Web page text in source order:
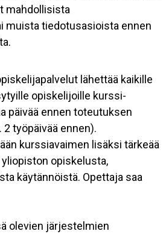
mahdollisista
muista tiedotusasioista ennen
lähettää kaikille
opiskelijoille kurssi-
päivää ennen toteutuksen
työpäivää ennen).
kurssiavaimen lisäksi tärkeää
opiskelusta,
käytännöistä. Opettaja saa
olevien järjestelmien